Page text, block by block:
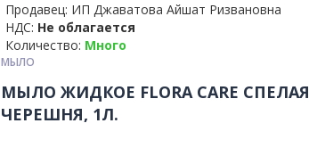
Продавец: ИП Джаватова Айшат Ризвановна
НДС: Не облагается
Количество: Много
МЫЛО
МЫЛО ЖИДКОЕ FLORA CARE СПЕЛАЯ
ЧЕРЕШНЯ, 1Л.